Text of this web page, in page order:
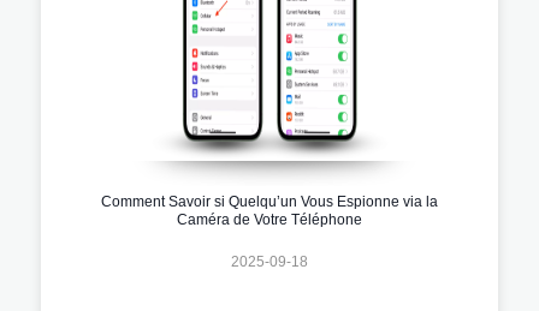
Comment Savoir si Quelqu’un Vous Espionne via la
Caméra de Votre Téléphone
2025-09-18